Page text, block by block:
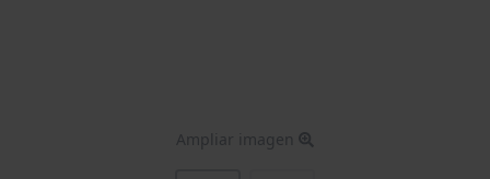
Ampliar imagen